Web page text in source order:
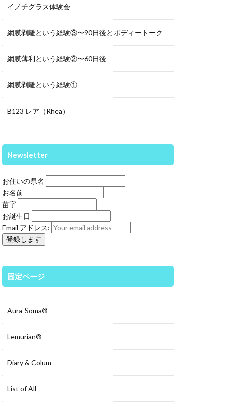
イノチグラス体験会
網膜剥離という経験③〜90日後とボディートーク
網膜薄利という経験②〜60日後
網膜剥離という経験①
B123 レア（Rhea）
Newsletter
お住いの県名
お名前
苗字
お誕生日
Email アドレス:
固定ページ
Aura-Soma®
Lemurian®
Diary & Colum
List of All